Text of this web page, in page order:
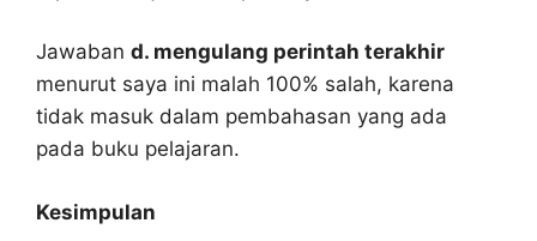
Jawaban d. mengulang perintah terakhir
menurut saya ini malah 100% salah, karena
tidak masuk dalam pembahasan yang ada
pada buku pelajaran.
Kesimpulan